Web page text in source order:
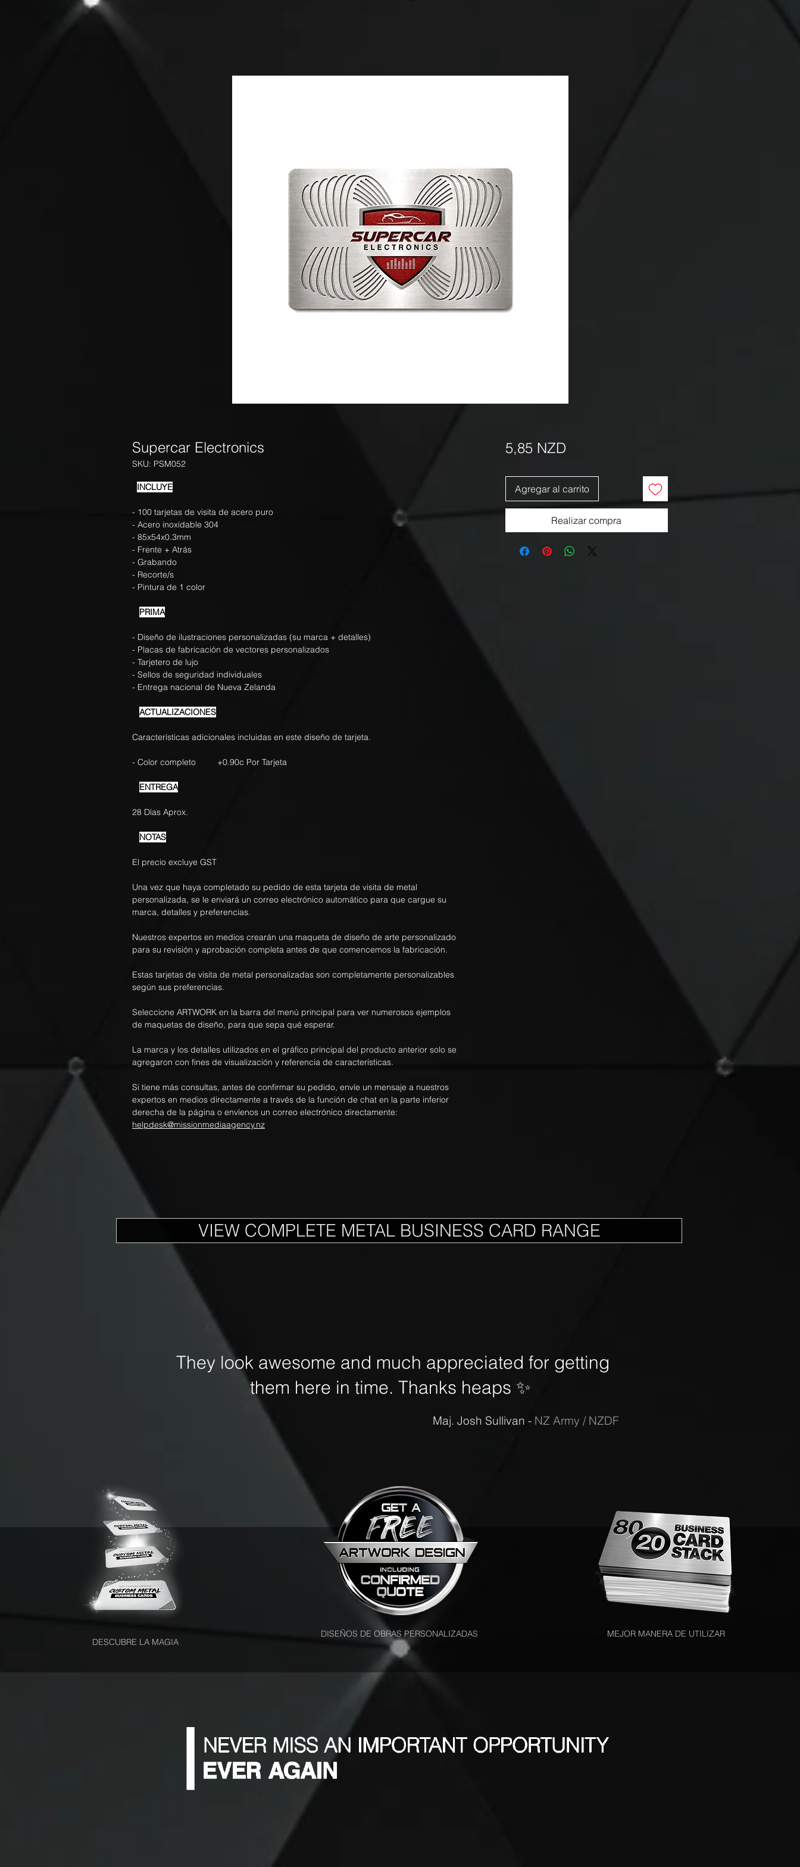
Supercar Electronics
SKU: PSM052
INCLUYE
- 100 tarjetas de visita de acero puro
- Acero inoxidable 304
- 85x54x0.3mm
- Frente + Atrás
- Grabando
- Recorte/s
- Pintura de 1 color
PRIMA
- Diseño de ilustraciones personalizadas (su marca + detalles)
- Placas de fabricación de vectores personalizados
- Tarjetero de lujo
- Sellos de seguridad individuales
- Entrega nacional de Nueva Zelanda
ACTUALIZACIONES
Características adicionales incluidas en este diseño de tarjeta.
- Color completo +0.90c Por Tarjeta
ENTREGA
28 Días Aprox.
NOTAS
El precio excluye GST
Una vez que haya completado su pedido de esta tarjeta de visita de metal
personalizada, se le enviará un correo electrónico automático para que cargue su
marca, detalles y preferencias.
Nuestros expertos en medios crearán una maqueta de diseño de arte personalizado
para su revisión y aprobación completa antes de que comencemos la fabricación.
Estas tarjetas de visita de metal personalizadas son completamente personalizables
según sus preferencias.
Seleccione ARTWORK en la barra del menú principal para ver numerosos ejemplos
de maquetas de diseño, para que sepa qué esperar.
La marca y los detalles utilizados en el gráfico principal del producto anterior solo se
agregaron con fines de visualización y referencia de características.
Si tiene más consultas, antes de confirmar su pedido, envíe un mensaje a nuestros
expertos en medios directamente a través de la función de chat en la parte inferior
derecha de la página o envíenos un correo electrónico directamente:
helpdesk@missionmediaagency.nz
5,85 NZDPrecio
Agregar al carrito
Realizar compra
VIEW COMPLETE METAL BUSINESS CARD RANGE
They look awesome and much appreciated for getting
them here in time. Thanks heaps ✨
Maj. Josh Sullivan - NZ Army / NZDF
DESCUBRE LA MAGIA
DISEÑOS DE OBRAS PERSONALIZADAS MEJOR MANERA DE UTILIZAR